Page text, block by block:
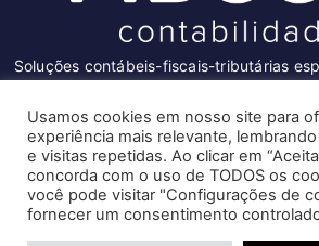
Soluções contábeis-fiscais-tributárias
004856/O-7
Serviços
Consultoria e
Gestão e Controle
Gestão de Recursos
Gestão Contábil, Fiscal e
experiência mais relevante, lembrando
e visitas repetidas. Ao clicar em
concorda com o uso de TODOS os
você pode visitar "Configurações de
fornecer um consentimento
Configurações de Cookies Aceitar
Recomendado só para você
Fique atento ao
de inconsistências
GFIP. Confira!
GFIP: veja o prazo
Precisa de